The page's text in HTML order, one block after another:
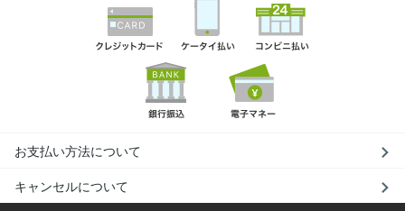
お支払い方法について
キャンセルについて